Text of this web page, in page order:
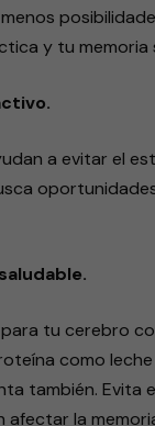
y tu memoria
a evitar el
tu cerebro
como
también.
afectar la